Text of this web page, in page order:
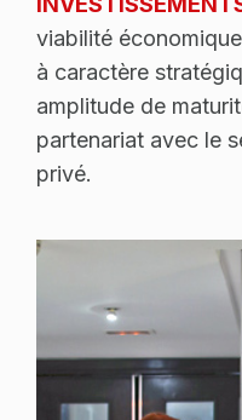
viabilité
à caractère
amplitude de
partenariat avec le
privé.